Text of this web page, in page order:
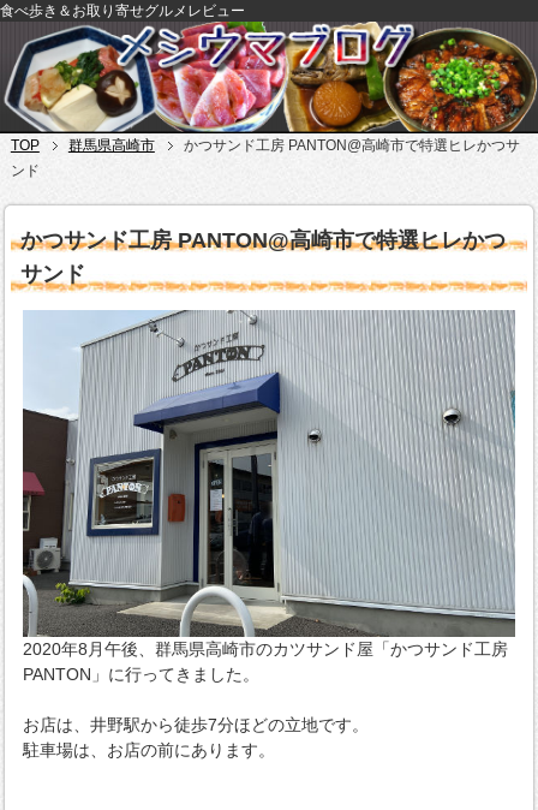
食べ歩き＆お取り寄せグルメレビュー
TOP 群馬県高崎市
かつサンド工房 PANTON@高崎市で特選ヒレかつサ
ンド
かつサンド工房 PANTON@高崎市で特選ヒレかつ
サンド
2020年8月午後、群馬県高崎市のカツサンド屋「かつサンド工房
PANTON」に行ってきました。
お店は、井野駅から徒歩7分ほどの立地です。
駐車場は、お店の前にあります。